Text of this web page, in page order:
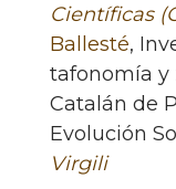
Científicas
Ballesté,
tafonomía y
Catalán de
Evolución
Virgili